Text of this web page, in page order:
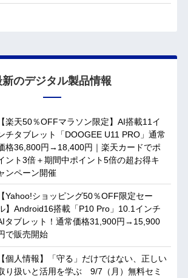
新のデジタル製品情報
【楽天50％OFFマラソン限定】AI搭載11イ
チタブレット「DOOGEE U11 PRO」通常
格36,800円→18,400円｜楽天カードでポ
ント3倍＋期間中ポイント5倍の超お得キ
ンペーン開催
【Yahoo!ショッピング50％OFF限定セー
】Android16搭載「P10 Pro」10.1インチ
タブレット！通常価格31,900円→15,900
で販売開始
【個人情報】「守る」だけではない、正しい
り扱いと活用を学ぶ 9/7（月）無料セミ